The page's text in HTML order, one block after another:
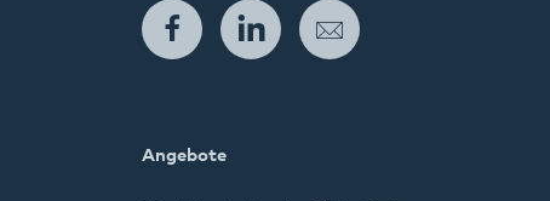
FacebookLinkedIn
Angebote